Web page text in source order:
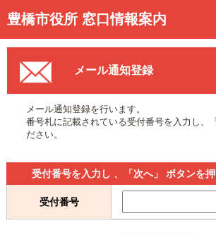
豊橋市役所 窓口情報案内
トップページ
事前予約
予約状況確認
窓口混雑状況
待ち状況確認
メール通知登録
メール通知登録
メール通知登録を行います。
番号札に記載されている受付番号を入力し、
ださい。
受付番号を入力し 、「次へ」 ボタンを押
受付番号